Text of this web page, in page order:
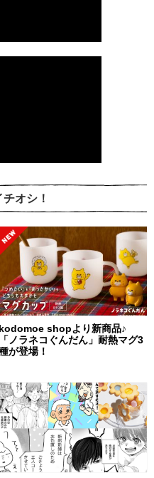
オシ！
kodomoe shopより新商品♪
「ノラネコぐんだん」耐熱マグ3
が登場！